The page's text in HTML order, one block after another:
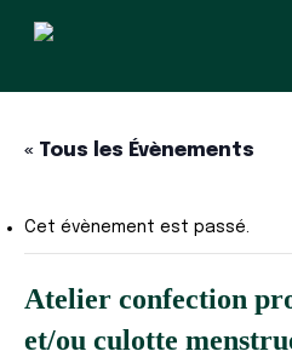
« Tous les Évènements
Cet évènement est passé.
Atelier confection
et/ou culotte